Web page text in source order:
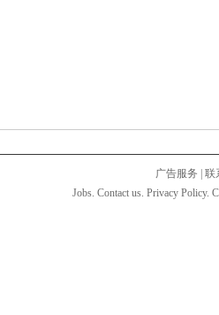
广告服务
联
Jobs. Contact us. Privacy Policy.